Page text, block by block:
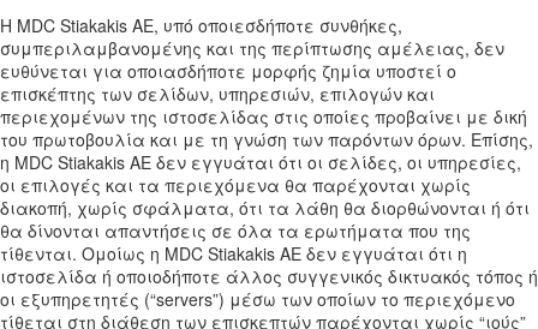
Η MDC Stiakakis AE, υπό οποιεσδήποτε συνθήκες,
συμπεριλαμβανομένης και της περίπτωσης αμέλειας, δεν
ευθύνεται για οποιασδήποτε μορφής ζημία υποστεί ο
επισκέπτης των σελίδων, υπηρεσιών, επιλογών και
περιεχομένων της ιστοσελίδας στις οποίες προβαίνει με δική
του πρωτοβουλία και με τη γνώση των παρόντων όρων. Επίσης,
η MDC Stiakakis AE δεν εγγυάται ότι οι σελίδες, οι υπηρεσίες,
οι επιλογές και τα περιεχόμενα θα παρέχονται χωρίς
διακοπή, χωρίς σφάλματα, ότι τα λάθη θα διορθώνονται ή ότι
θα δίνονται απαντήσεις σε όλα τα ερωτήματα που της
τίθενται. Ομοίως η MDC Stiakakis AE δεν εγγυάται ότι η
ιστοσελίδα ή οποιοδήποτε άλλος συγγενικός δικτυακός τόπος ή
οι εξυπηρετητές (“servers”) μέσω των οποίων το περιεχόμενο
τίθεται στη διάθεση των επισκεπτών παρέχονται χωρίς “ιούς”